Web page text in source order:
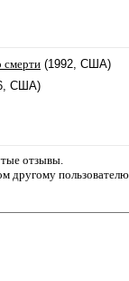
смерти (1992, США)
США)
отзывы.
другому